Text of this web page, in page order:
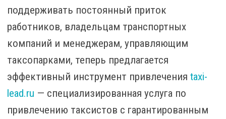
поддерживать постоянный приток
работников, владельцам транспортных
компаний и менеджерам, управляющим
таксопарками, теперь предлагается
эффективный инструмент привлечения taxi-
lead.ru — специализированная услуга по
привлечению таксистов с гарантированным